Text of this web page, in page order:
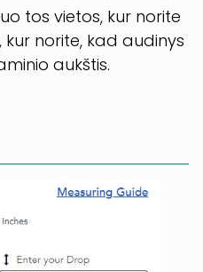
tos vietos, kur norite
kur norite, kad audinys
aukštis.